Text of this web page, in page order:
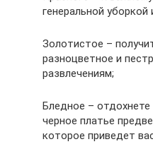
генеральной
Золотистое –
разноцветное и
развлечениям;
Бледное –
черное платье
которое приведет